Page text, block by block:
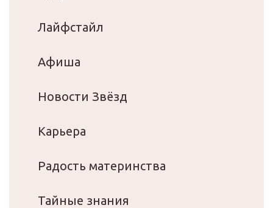
Лайфстайл
Афиша
Новости Звёзд
Карьера
Радость материнства
Тайные знания